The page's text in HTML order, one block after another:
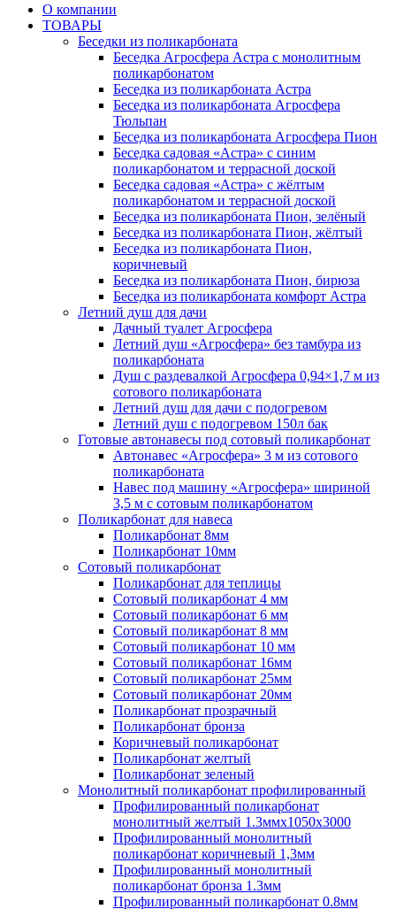
О компании
ТОВАРЫ
Беседки из поликарбоната
Беседка Агросфера Астра с монолитным
поликарбонатом
Беседка из поликарбоната Астра
Беседка из поликарбоната Агросфера
Тюльпан
Беседка из поликарбоната Агросфера Пион
Беседка садовая «Астра» с синим
поликарбонатом и террасной доской
Беседка садовая «Астра» с жёлтым
поликарбонатом и террасной доской
Беседка из поликарбоната Пион, зелёный
Беседка из поликарбоната Пион, жёлтый
Беседка из поликарбоната Пион,
коричневый
Беседка из поликарбоната Пион, бирюза
Беседка из поликарбоната комфорт Астра
Летний душ для дачи
Дачный туалет Агросфера
Летний душ «Агросфера» без тамбура из
поликарбоната
Душ с раздевалкой Агросфера 0,94×1,7 м из
сотового поликарбоната
Летний душ для дачи с подогревом
Летний душ с подогревом 150л бак
Готовые автонавесы под сотовый поликарбонат
Автонавес «Агросфера» 3 м из сотового
поликарбоната
Навес под машину «Агросфера» шириной
3,5 м с сотовым поликарбонатом
Поликарбонат для навеса
Поликарбонат 8мм
Поликарбонат 10мм
Сотовый поликарбонат
Поликарбонат для теплицы
Сотовый поликарбонат 4 мм
Сотовый поликарбонат 6 мм
Сотовый поликарбонат 8 мм
Сотовый поликарбонат 10 мм
Сотовый поликарбонат 16мм
Сотовый поликарбонат 25мм
Сотовый поликарбонат 20мм
Поликарбонат прозрачный
Поликарбонат бронза
Коричневый поликарбонат
Поликарбонат желтый
Поликарбонат зеленый
Монолитный поликарбонат профилированный
Профилированный поликарбонат
монолитный желтый 1.3ммх1050х3000
Профилированный монолитный
поликарбонат коричневый 1,3мм
Профилированный монолитный
поликарбонат бронза 1.3мм
Профилированный поликарбонат 0.8мм